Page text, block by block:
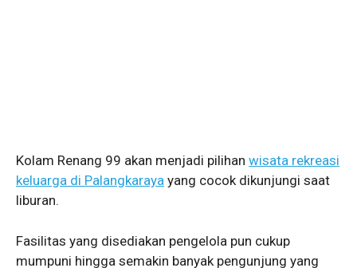
Kolam Renang 99 akan menjadi pilihan wisata rekreasi
keluarga di Palangkaraya yang cocok dikunjungi saat
liburan.
Fasilitas yang disediakan pengelola pun cukup
mumpuni hingga semakin banyak pengunjung yang